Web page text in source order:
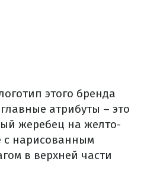
этого бренда
атрибуты – это
жеребец на желто-
с нарисованным
в верхней части